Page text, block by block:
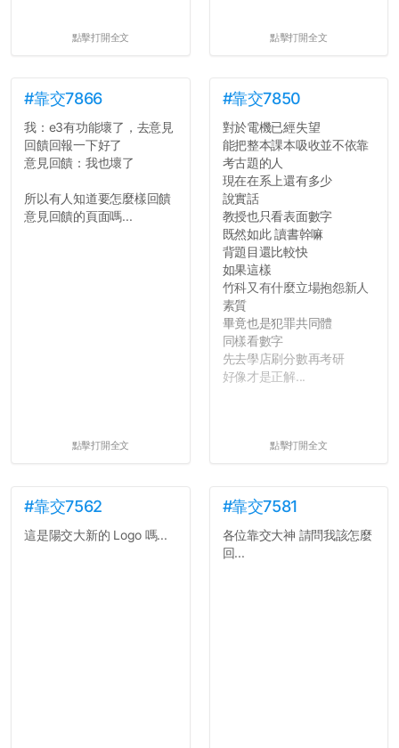
點擊打開全文 點擊打開全文
#靠交7866
我：e3有功能壞了，去意見
回饋回報一下好了
意見回饋：我也壞了
所以有人知道要怎麼樣回饋
意見回饋的頁面嗎...
點擊打開全文
#靠交7850
對於電機已經失望
能把整本課本吸收並不依靠
考古題的人
現在在系上還有多少
說實話
教授也只看表面數字
既然如此 讀書幹嘛
背題目還比較快
如果這樣
竹科又有什麼立場抱怨新人
素質
畢竟也是犯罪共同體
同樣看數字
先去學店刷分數再考研
好像才是正解...
點擊打開全文
#靠交7562
這是陽交大新的 Logo 嗎...
#靠交7581
各位靠交大神 請問我該怎麼
回...